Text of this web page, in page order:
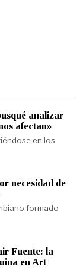
analizar
afectan»
en los
necesidad de
formado
Fuente: la
en Art